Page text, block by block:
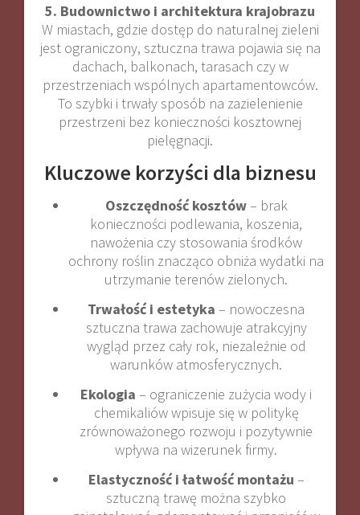
5. Budownictwo i architektura krajobrazu
W miastach, gdzie dostęp do naturalnej zieleni
jest ograniczony, sztuczna trawa pojawia się na
dachach, balkonach, tarasach czy w
przestrzeniach wspólnych apartamentowców.
To szybki i trwały sposób na zazielenienie
przestrzeni bez konieczności kosztownej
pielęgnacji.
Kluczowe korzyści dla biznesu
Oszczędność kosztów– brak
konieczności podlewania, koszenia,
nawożenia czy stosowania środków
ochrony roślin znacząco obniża wydatki na
utrzymanie terenów zielonych.
Trwałość i estetyka – nowoczesna
sztuczna trawa zachowuje atrakcyjny
wygląd przez cały rok, niezależnie od
warunków atmosferycznych.
Ekologia – ograniczenie zużycia wody i
chemikaliów wpisuje się w politykę
zrównoważonego rozwoju i pozytywnie
wpływa na wizerunek firmy.
Elastyczność i łatwość montażu –
sztuczną trawę można szybko